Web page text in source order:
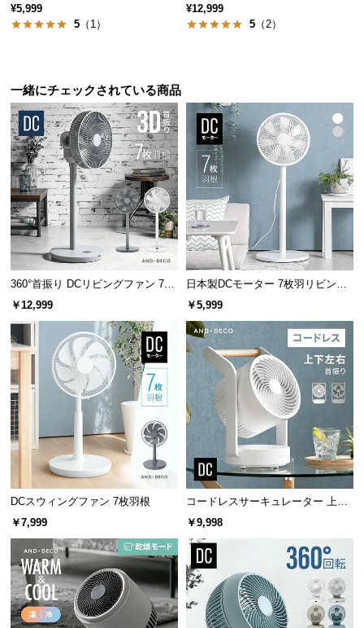
証
に
て
会
員
規
約
に
つ
い
て
様
サ
ポ
ー
ト
知
ら
せ
ブ
ロ
¥5,999
5 （1）
¥12,999
5 （2）
一緒にチェックされている商品
360°首振り DCリビングファン 7枚
羽根 26段階風量 高さ調節可能
￥12,999
日本製DCモーター 7枚羽リビング
ファン 12段階風量 高さ調節可能
￥5,999
DCスウィングファン 7枚羽根
￥7,999
コードレスサーキュレーター 上下
左右首振り 持ち手付き
￥9,998